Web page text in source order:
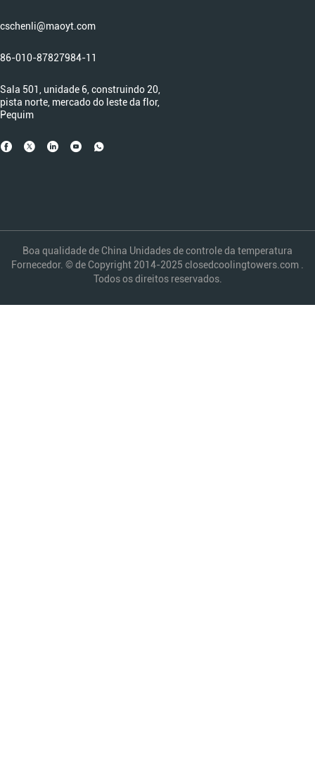
cschenli@maoyt.com
86-010-87827984-11
Sala 501, unidade 6, construindo 20,
pista norte, mercado do leste da flor,
Pequim
Boa qualidade de China Unidades de controle da temperatura
Fornecedor. © de Copyright 2014-2025 closedcoolingtowers.com .
Todos os direitos reservados.